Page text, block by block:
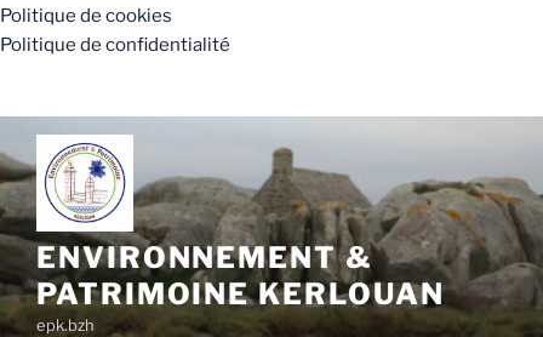
Politique de cookies
Politique de confidentialité
Aller
au
contenu
principal
ENVIRONNEMENT &
PATRIMOINE KERLOUAN
epk.bzh